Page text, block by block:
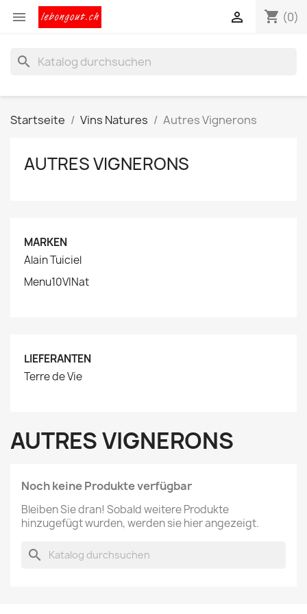
 shopping_cart (0)

search
Startseite Vins Natures Autres Vignerons
AUTRES VIGNERONS
MARKEN
Alain Tuiciel
Menu10VINat
LIEFERANTEN
Terre de Vie
AUTRES VIGNERONS
Noch keine Produkte verfügbar
Bleiben Sie dran! Sobald weitere Produkte
hinzugefügt wurden, werden sie hier angezeigt.
search